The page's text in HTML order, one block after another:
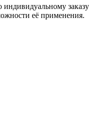
заказу
её применения.